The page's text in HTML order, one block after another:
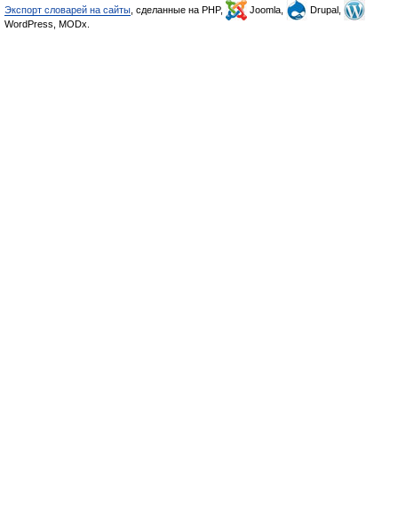
Экспорт словарей на сайты , сделанные на PHP, Joomla,
Drupal,
WordPress, MODx.